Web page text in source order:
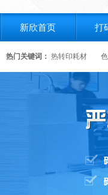
新欣首页 打
热门关键词： 热转印耗材